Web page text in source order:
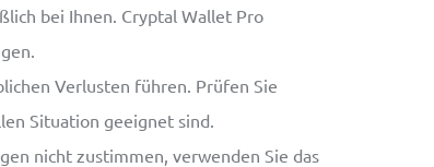
bei Ihnen. Cryptal Wallet Pro
Verlusten führen. Prüfen Sie
Situation geeignet sind.
nicht zustimmen, verwenden Sie das